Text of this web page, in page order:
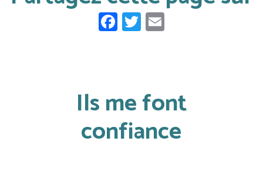
Facebook
Twitter
Ils me font
confiance